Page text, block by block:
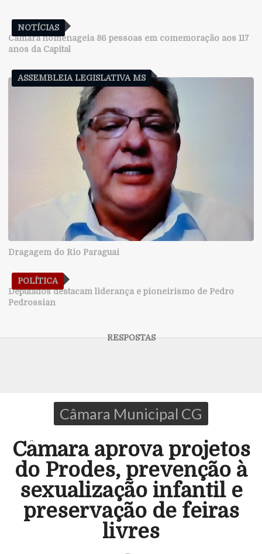
NOTÍCIAS
Câmara homenageia 86 pessoas em comemoração aos 117
anos da Capital
ASSEMBLEIA LEGISLATIVA MS
Dragagem do Rio Paraguai
POLÍTICA
Deputados destacam liderança e pioneirismo de Pedro
Pedrossian
Câmara Municipal CG
Câmara aprova projetos
do Prodes, prevenção à
sexualização infantil e
preservação de feiras
livres